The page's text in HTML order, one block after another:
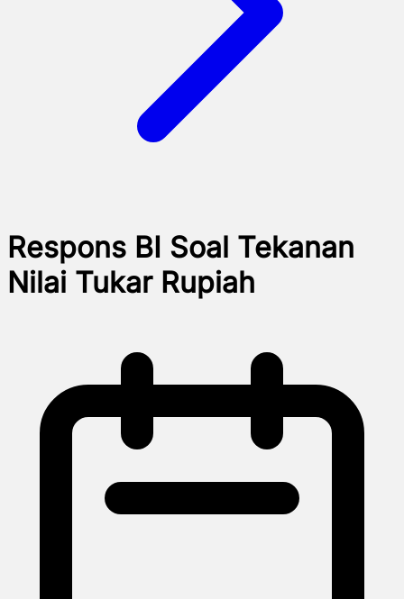
Respons BI Soal Tekanan
Nilai Tukar Rupiah